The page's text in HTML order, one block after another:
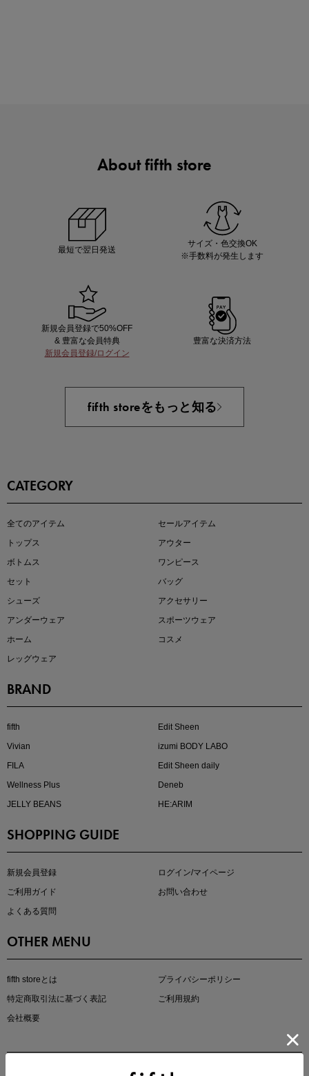
即戦力アイテム続々対象
注目の新作が販売開始
kokoさんセレクト
今季の注目アイテムをご紹介
この夏の主役確定！
About fifth store
最短で翌日発送
サイズ・色交換OK
※手数料が発生します
新規会員登録で50%OFF
& 豊富な会員特典
新規会員登録/ログイン
豊富な決済方法
fifth storeをもっと知る
CATEGORY
全てのアイテム
セールアイテム
トップス
アウター
ボトムス
ワンピース
セット
バッグ
シューズ
アクセサリー
アンダーウェア
スポーツウェア
ホーム
コスメ
レッグウェア
BRAND
fifth
Edit Sheen
Vivian
izumi BODY LABO
FILA
Edit Sheen daily
Wellness Plus
Deneb
JELLY BEANS
HE:ARIM
SHOPPING GUIDE
新規会員登録
ログイン/マイページ
ご利用ガイド
お問い合わせ
よくある質問
OTHER MENU
fifth storeとは
プライバシーポリシー
特定商取引法に基づく表記
ご利用規約
会社概要